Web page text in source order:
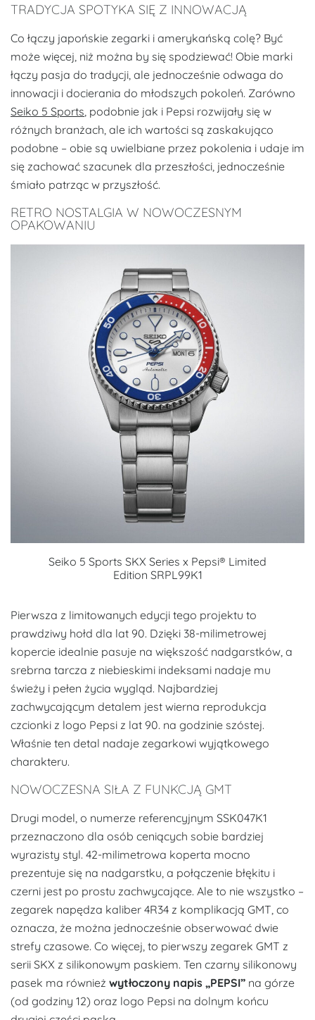
TRADYCJA SPOTYKA SIĘ Z INNOWACJĄ
Co łączy japońskie zegarki i amerykańską colę? Być
może więcej, niż można by się spodziewać! Obie marki
łączy pasja do tradycji, ale jednocześnie odwaga do
innowacji i docierania do młodszych pokoleń. Zarówno
Seiko 5 Sports , podobnie jak i Pepsi rozwijały się w
różnych branżach, ale ich wartości są zaskakująco
podobne – obie są uwielbiane przez pokolenia i udaje im
się zachować szacunek dla przeszłości, jednocześnie
śmiało patrząc w przyszłość.
RETRO NOSTALGIA W NOWOCZESNYM
OPAKOWANIU
Seiko 5 Sports SKX Series x Pepsi® Limited
Edition SRPL99K1
Pierwsza z limitowanych edycji tego projektu to
prawdziwy hołd dla lat 90. Dzięki 38-milimetrowej
kopercie idealnie pasuje na większość nadgarstków, a
srebrna tarcza z niebieskimi indeksami nadaje mu
świeży i pełen życia wygląd. Najbardziej
zachwycającym detalem jest wierna reprodukcja
czcionki z logo Pepsi z lat 90. na godzinie szóstej.
Właśnie ten detal nadaje zegarkowi wyjątkowego
charakteru.
NOWOCZESNA SIŁA Z FUNKCJĄ GMT
Drugi model, o numerze referencyjnym SSK047K1
przeznaczono dla osób ceniących sobie bardziej
wyrazisty styl. 42-milimetrowa koperta mocno
prezentuje się na nadgarstku, a połączenie błękitu i
czerni jest po prostu zachwycające. Ale to nie wszystko –
zegarek napędza kaliber 4R34 z komplikacją GMT, co
oznacza, że ​​można jednocześnie obserwować dwie
strefy czasowe. Co więcej, to pierwszy zegarek GMT z
serii SKX z silikonowym paskiem. Ten czarny silikonowy
pasek ma również wytłoczony napis „PEPSI” na górze
(od godziny 12) oraz logo Pepsi na dolnym końcu